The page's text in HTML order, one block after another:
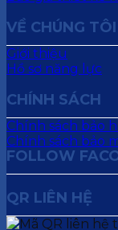
VỀ CHÚNG TÔI
Giới thiệu
Hồ sơ năng lực
CHÍNH SÁCH
Chính sách bảo
Chính sách bảo
FOLLOW
QR LIÊN HỆ